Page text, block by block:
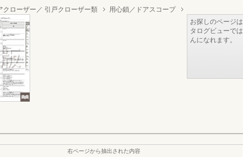
クローザー／ 引戸クローザー類 用心鎖／ドアスコープ
お探しのページ
タログビューで
んになれます。
右ページから抽出された内容